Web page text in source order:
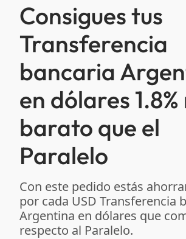
Consigues tus
Transferencia
bancaria
en dólares
barato que el
Paralelo
Con este pedido estás
por cada USD Transferencia
Argentina en dólares que
respecto al Paralelo.